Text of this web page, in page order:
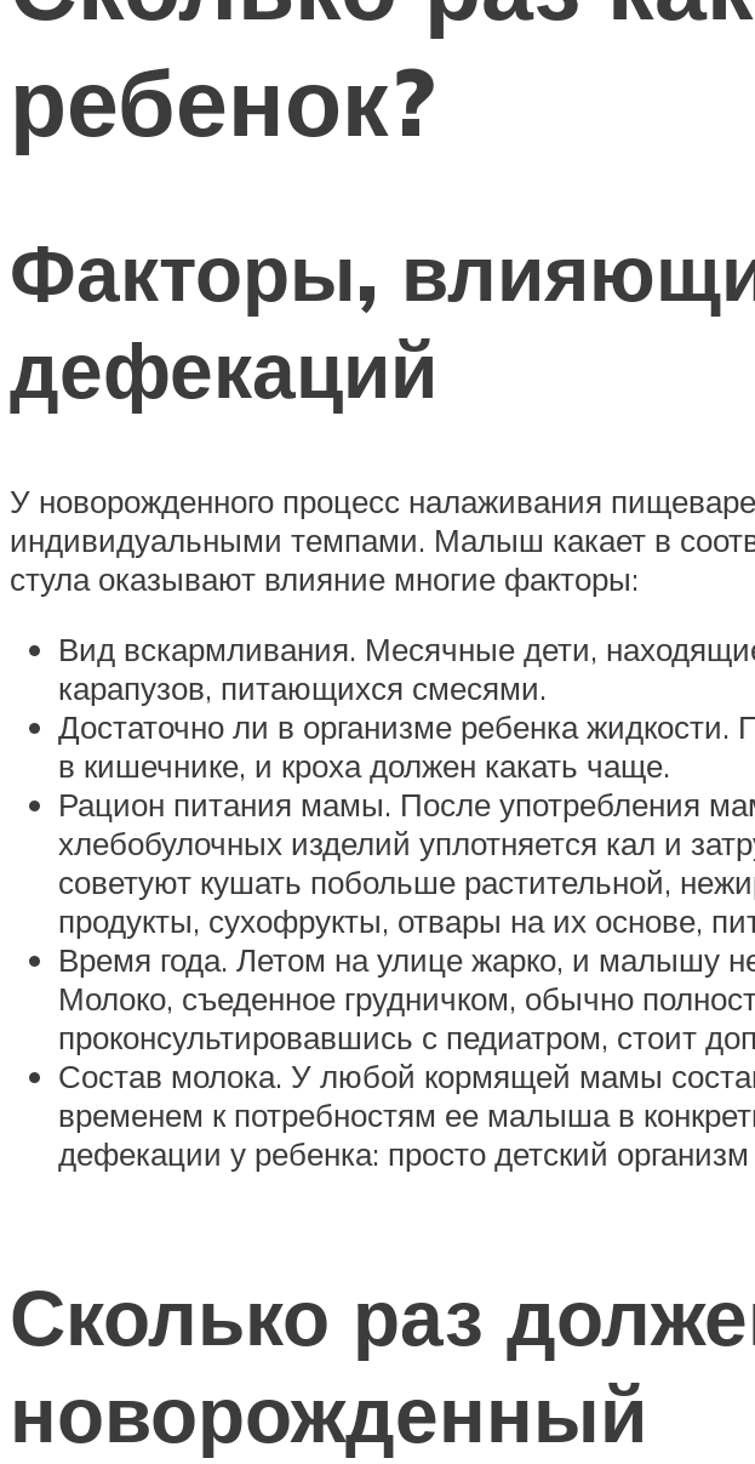
ребенок?
Факторы,
дефекаций
У новорожденного процесс налаживания
индивидуальными темпами. Малыш какает в
стула оказывают влияние многие факторы:
Вид вскармливания. Месячные дети,
карапузов, питающихся смесями.
Достаточно ли в организме ребенка
в кишечнике, и кроха должен какать чаще.
Рацион питания мамы. После употребления
хлебобулочных изделий уплотняется кал и
советуют кушать побольше растительной,
продукты, сухофрукты, отвары на их основе,
Время года. Летом на улице жарко, и малышу
Молоко, съеденное грудничком, обычно
проконсультировавшись с педиатром, стоит
Состав молока. У любой кормящей мамы
временем к потребностям ее малыша в
дефекации у ребенка: просто детский
Сколько раз
новорожденный